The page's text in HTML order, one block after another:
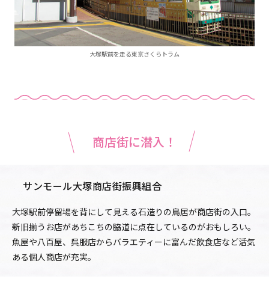
大塚駅前を走る東京さくらトラム
商店街に潜入！
サンモール大塚商店街振興組合
大塚駅前停留場を背にして見える石造りの鳥居が商店街の入口。
新旧揃うお店があちこちの脇道に点在しているのがおもしろい。
魚屋や八百屋、呉服店からバラエティーに富んだ飲食店など活気
ある個人商店が充実。